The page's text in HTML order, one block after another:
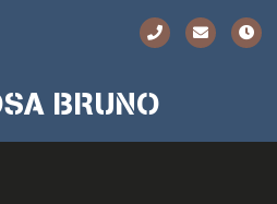
BRUNO